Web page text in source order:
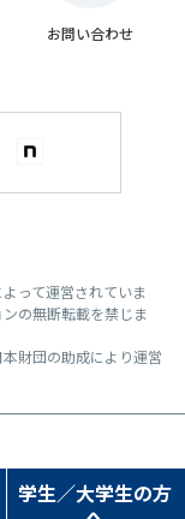
学生／大学生の方
お問い合わせ
って運営されていま
の無断転載を禁じま
財団の助成により運営